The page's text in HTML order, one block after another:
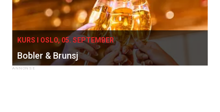
KURS I OSLO, 05. SEPTEMBER
Bobler & Brunsj